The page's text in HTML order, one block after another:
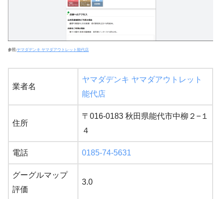
参照:ヤマダデンキ ヤマダアウトレット能代店
業者名
ヤマダデンキ ヤマダアウトレット
能代店
住所
〒016-0183 秋田県能代市中柳２−１
４
電話 0185-74-5631
グーグルマップ
評価
3.0